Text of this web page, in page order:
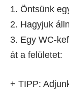
1. Öntsünk
2. Hagyjuk
3. Egy WC-
át a felületet:
+ TIPP: